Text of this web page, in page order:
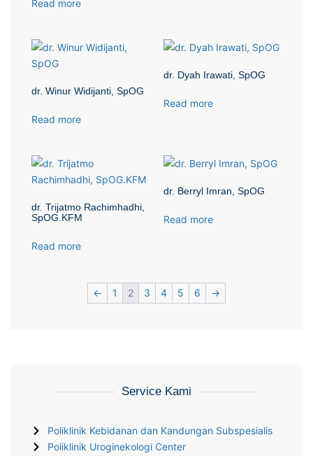
Read more
dr. Winur Widijanti, SpOG
Read more
dr. Dyah Irawati, SpOG
Read more
dr. Trijatmo Rachimhadhi,
SpOG.KFM
Read more
dr. Berryl Imran, SpOG
Read more
← 1 2 3 4 5 6 →
Service Kami
Poliklinik Kebidanan dan Kandungan Subspesialis
Poliklinik Uroginekologi Center